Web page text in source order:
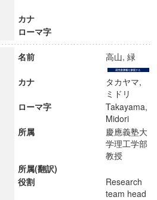
カナ
ローマ字
名前 高山, 緑
カナ
タカヤマ,
ミドリ
ローマ字
Takayama,
Midori
所属
慶應義塾大
学理工学部
教授
所属(翻訳)
役割
Research
team head